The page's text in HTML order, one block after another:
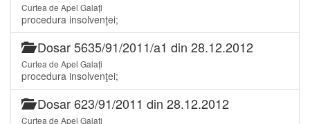
Curtea de Apel Galați
procedura insolvenţei;
Dosar 5635/91/2011/a1 din 28.12.2012
Curtea de Apel Galați
procedura insolvenţei;
Dosar 623/91/2011 din 28.12.2012
Curtea de Apel Galați